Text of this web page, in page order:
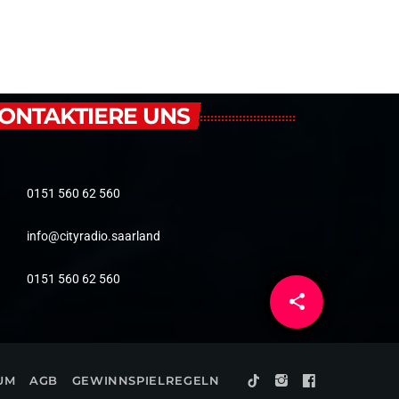
share
email
UNS
0151 560 62 560
info@cityradio.saarland
0151 560 62 560
AGB GEWINNSPIELREGELN